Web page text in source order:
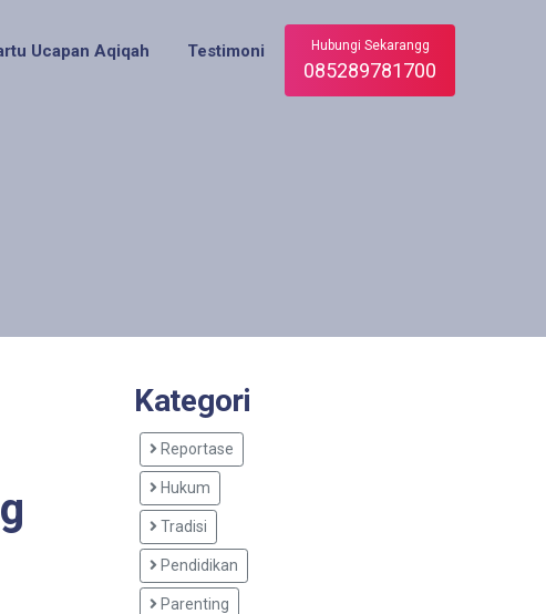
Ucapan Aqiqah Testimoni Hubungi Sekarangg
085289781700
Kategori
Reportase
Hukum
Tradisi
Pendidikan
Parenting